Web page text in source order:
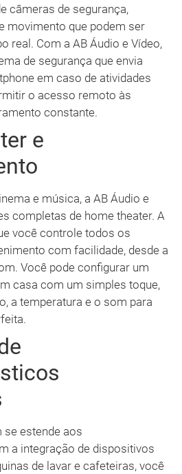
câmeras de segurança,
movimento que podem ser
real. Com a AB Áudio e Vídeo,
de segurança que envia
em caso de atividades
o acesso remoto às
constante.
e
e música, a AB Áudio e
completas de home theater. A
você controle todos os
com facilidade, desde a
Você pode configurar um
casa com um simples toque,
a temperatura e o som para
estende aos
a integração de dispositivos
de lavar e cafeteiras, você